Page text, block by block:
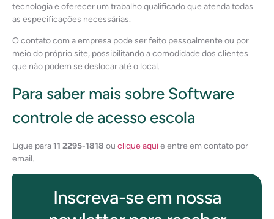
tecnologia e oferecer um trabalho qualificado que atenda todas
as especificações necessárias.
O contato com a empresa pode ser feito pessoalmente ou por
meio do próprio site, possibilitando a comodidade dos clientes
que não podem se deslocar até o local.
Para saber mais sobre Software
controle de acesso escola
Ligue para11 2295-1818 ou clique aquie entre em contato por
email.
Inscreva-se em nossa